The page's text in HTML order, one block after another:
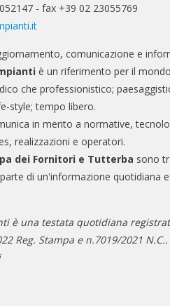
- fax +39 02 23055769
comunicazione e
è un riferimento per il
che professionistico;
style; tempo libero.
in merito a normative,
realizzazioni e operatori.
dei Fornitori e Tutterba sono
di un'informazione quotidiana
è una testata quotidiana
Reg. Stampa e n.7019/2021